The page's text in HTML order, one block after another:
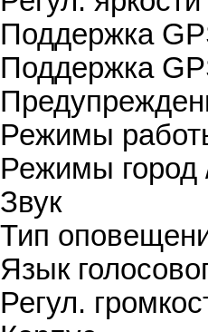
Поддержка
Поддержка
Режимы
Режимы город
Звук
Тип
Язык
Регул.